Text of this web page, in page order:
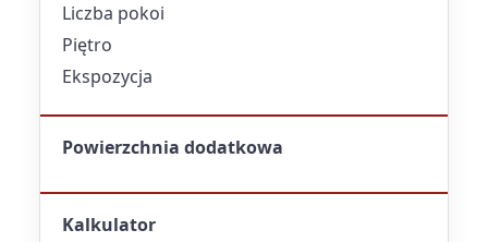
Liczba pokoi
Piętro
Ekspozycja
Powierzchnia dodatkowa
Kalkulator